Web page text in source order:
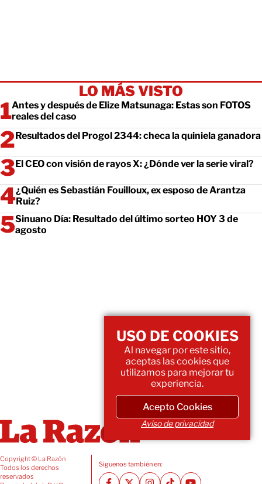
LO MÁS VISTO
Antes y después de Elize Matsunaga: Estas son FOTOS
reales del caso
Resultados del Progol 2344: checa la quiniela ganadora
El CEO con visión de rayos X: ¿Dónde ver la serie viral?
¿Quién es Sebastián Fouilloux, ex esposo de Arantza
Ruiz?
Sinuano Día: Resultado del último sorteo HOY 3 de
agosto
Copyright © La Razón
Todos los derechos
reservados
Siguenos también en:
USO DE COOKIES
Al navegar por este sitio,
aceptas las cookies que
utilizamos para mejorar tu
experiencia.
Acepto Cookies
Aviso de privacidad